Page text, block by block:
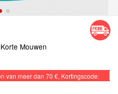
Mouwen
van meer dan 70 €, Kortingscode: